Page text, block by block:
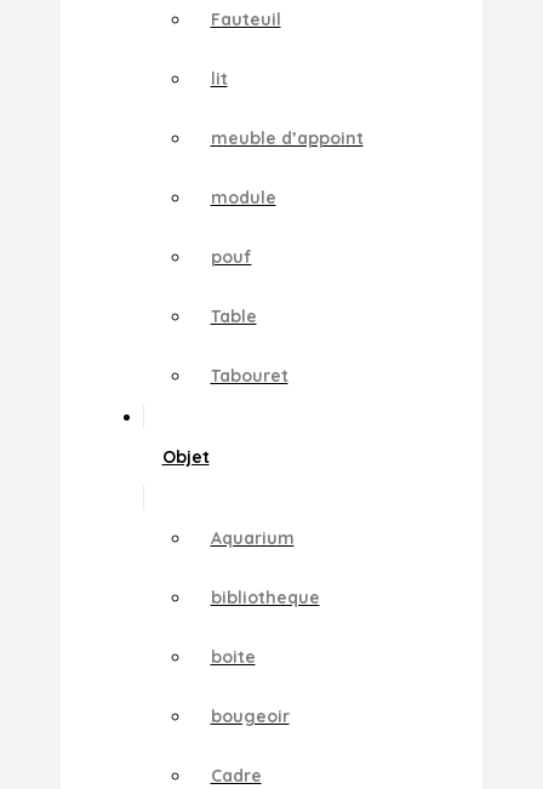
Fauteuil
lit
meuble d’appoint
module
pouf
Table
Tabouret
Objet
Aquarium
bibliotheque
boite
bougeoir
Cadre